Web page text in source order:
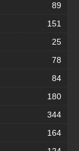
89
151
25
78
84
180
344
164